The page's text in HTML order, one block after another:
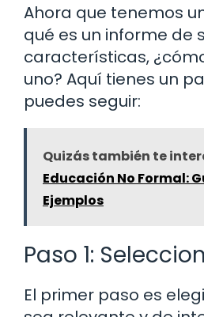
Ahora que tenemos
qué es un informe de
características,
uno? Aquí tienes un
puedes seguir:
Quizás también te
Educación No Formal:
Ejemplos
Paso 1:
El primer paso es